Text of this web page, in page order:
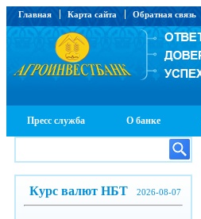
Главная Карта сайта Обратная связь
Пресс служба О банке
Курс валют НБТ 2026-08-07